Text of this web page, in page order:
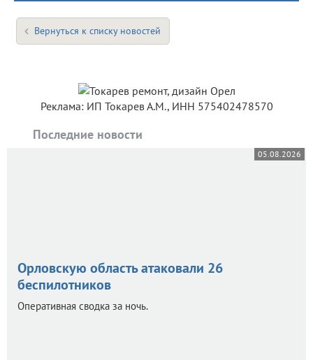
Вернуться к списку новостей
Реклама: ИП Токарев А.М., ИНН 575402478570
Последние новости
05.08.2026
Орловскую область атаковали 26
беспилотников
Оперативная сводка за ночь.